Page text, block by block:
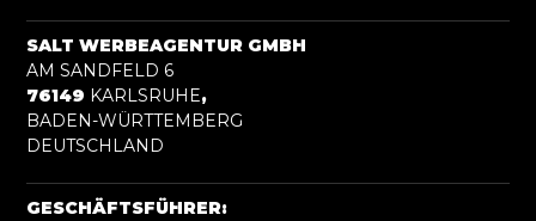
SALT WERBEAGENTUR GMBH
AM SANDFELD 6
76149 KARLSRUHE,
BADEN-WÜRTTEMBERG
DEUTSCHLAND
GESCHÄFTSFÜHRER: